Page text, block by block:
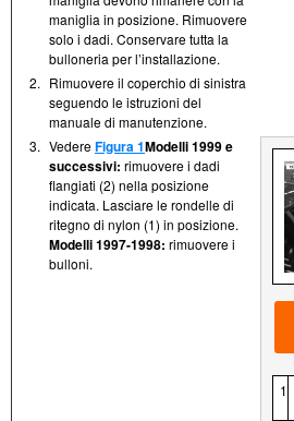
maniglia in posizione. Rimuovere
solo i dadi. Conservare tutta la
bulloneria per l’installazione.
2. Rimuovere il coperchio di sinistra
seguendo le istruzioni del
manuale di manutenzione.
3. VedereFigura 1Modelli 1999 e
successivi: rimuovere i dadi
flangiati (2) nella posizione
indicata. Lasciare le rondelle di
ritegno di nylon (1) in posizione.
Modelli 1997-1998: rimuovere i
bulloni.
1